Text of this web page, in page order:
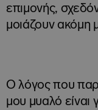
επιμονής,
μοιάζουν ακόμη
Ο λόγος που
μου μυαλό είναι